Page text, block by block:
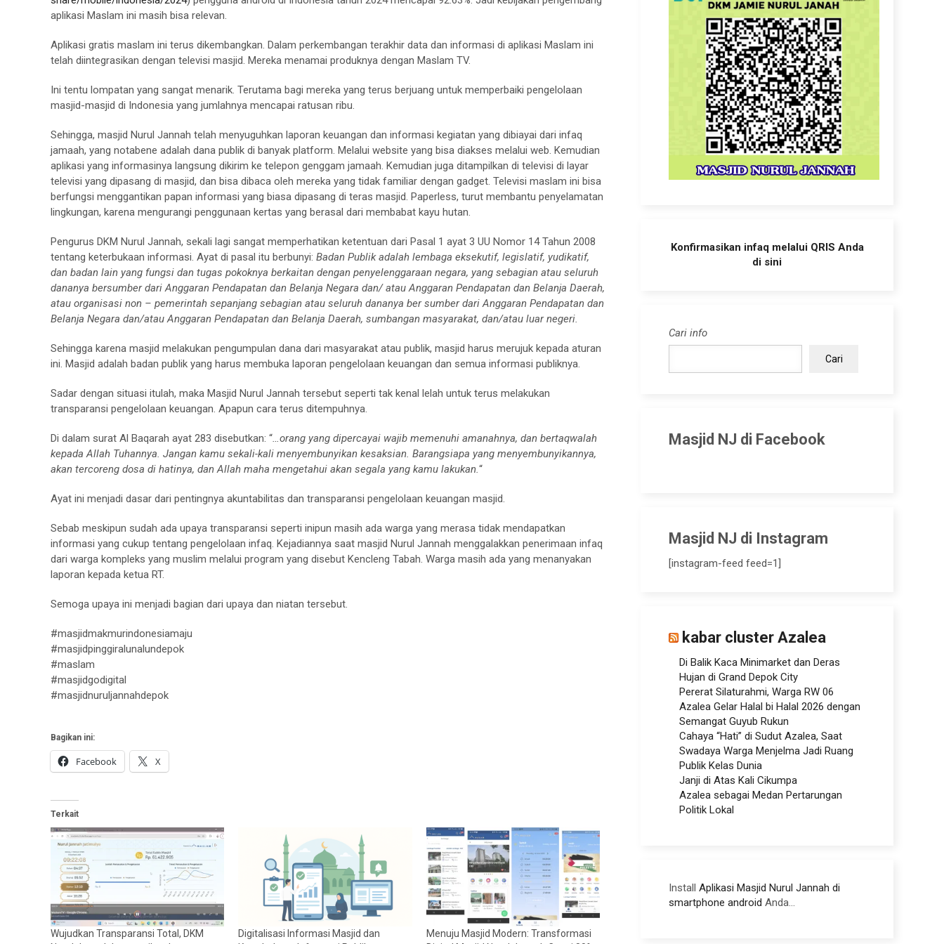
aplikasi Maslam ini masih bisa relevan.
Aplikasi gratis maslam ini terus dikembangkan. Dalam perkembangan terakhir data dan informasi di aplikasi Maslam ini
telah diintegrasikan dengan televisi masjid. Mereka menamai produknya dengan Maslam TV.
Ini tentu lompatan yang sangat menarik. Terutama bagi mereka yang terus berjuang untuk memperbaiki pengelolaan
masjid-masjid di Indonesia yang jumlahnya mencapai ratusan ribu.
Sehingga, masjid Nurul Jannah telah menyuguhkan laporan keuangan dan informasi kegiatan yang dibiayai dari infaq
jamaah, yang notabene adalah dana publik di banyak platform. Melalui website yang bisa diakses melalui web. Kemudian
aplikasi yang informasinya langsung dikirim ke telepon genggam jamaah. Kemudian juga ditampilkan di televisi di layar
televisi yang dipasang di masjid, dan bisa dibaca oleh mereka yang tidak familiar dengan gadget. Televisi maslam ini bisa
berfungsi menggantikan papan informasi yang biasa dipasang di teras masjid. Paperless, turut membantu penyelamatan
lingkungan, karena mengurangi penggunaan kertas yang berasal dari membabat kayu hutan.
Pengurus DKM Nurul Jannah, sekali lagi sangat memperhatikan ketentuan dari Pasal 1 ayat 3 UU Nomor 14 Tahun 2008
tentang keterbukaan informasi. Ayat di pasal itu berbunyi: Badan Publik adalah lembaga eksekutif, legislatif, yudikatif,
dan badan lain yang fungsi dan tugas pokoknya berkaitan dengan penyelenggaraan negara, yang sebagian atau seluruh
dananya bersumber dari Anggaran Pendapatan dan Belanja Negara dan/ atau Anggaran Pendapatan dan Belanja Daerah,
atau organisasi non – pemerintah sepanjang sebagian atau seluruh dananya ber sumber dari Anggaran Pendapatan dan
Belanja Negara dan/atau Anggaran Pendapatan dan Belanja Daerah, sumbangan masyarakat, dan/atau luar negeri.
Sehingga karena masjid melakukan pengumpulan dana dari masyarakat atau publik, masjid harus merujuk kepada aturan
ini. Masjid adalah badan publik yang harus membuka laporan pengelolaan keuangan dan semua informasi publiknya.
Sadar dengan situasi itulah, maka Masjid Nurul Jannah tersebut seperti tak kenal lelah untuk terus melakukan
transparansi pengelolaan keuangan. Apapun cara terus ditempuhnya.
Di dalam surat Al Baqarah ayat 283 disebutkan: “…orang yang dipercayai wajib memenuhi amanahnya, dan bertaqwalah
kepada Allah Tuhannya. Jangan kamu sekali-kali menyembunyikan kesaksian. Barangsiapa yang menyembunyikannya,
akan tercoreng dosa di hatinya, dan Allah maha mengetahui akan segala yang kamu lakukan.“
Ayat ini menjadi dasar dari pentingnya akuntabilitas dan transparansi pengelolaan keuangan masjid.
Sebab meskipun sudah ada upaya transparansi seperti inipun masih ada warga yang merasa tidak mendapatkan
informasi yang cukup tentang pengelolaan infaq. Kejadiannya saat masjid Nurul Jannah menggalakkan penerimaan infaq
dari warga kompleks yang muslim melalui program yang disebut Kencleng Tabah. Warga masih ada yang menanyakan
laporan kepada ketua RT.
Semoga upaya ini menjadi bagian dari upaya dan niatan tersebut.
#masjidmakmurindonesiamaju
#masjidpinggiralunalundepok
#maslam
#masjidgodigital
#masjidnuruljannahdepok
Bagikan ini:
Facebook X
Terkait
Wujudkan Transparansi Total, DKM
Digitalisasi Informasi Masjid dan
Menuju Masjid Modern: Transformasi
Konfirmasikan infaq melalui QRIS Anda
di sini
Cari info
Cari
Masjid NJ di Facebook
Masjid NJ di Instagram
[instagram-feed feed=1]
kabar cluster Azalea
Di Balik Kaca Minimarket dan Deras
Hujan di Grand Depok City
Pererat Silaturahmi, Warga RW 06
Azalea Gelar Halal bi Halal 2026 dengan
Semangat Guyub Rukun
Cahaya “Hati” di Sudut Azalea, Saat
Swadaya Warga Menjelma Jadi Ruang
Publik Kelas Dunia
Janji di Atas Kali Cikumpa
Azalea sebagai Medan Pertarungan
Politik Lokal
Install Aplikasi Masjid Nurul Jannah di
smartphone android Anda...